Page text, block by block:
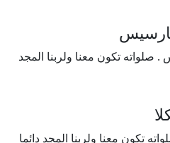
تكون معنا ولربنا المجد
تكون معنا ولربنا المجد دائما